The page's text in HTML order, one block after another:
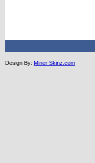
Design By: Miner Skinz.com